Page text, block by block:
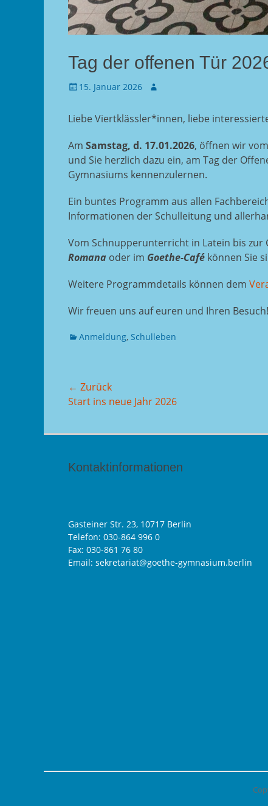
Tag der offenen Tür
Gepostet
15. Januar 2026 Autor
Liebe Viertklässler*innen, liebe
Am Samstag, d. 17.01.2026, öffnen wir vom
und Sie herzlich dazu ein, am Tag der
Gymnasiums kennenzulernen.
Ein buntes Programm aus allen
Informationen der Schulleitung und
Vom Schnupperunterricht in Latein bis zur
Romana oder im Goethe-Café können Sie
Weitere Programmdetails können dem
Wir freuen uns auf euren und Ihren Besuch!
Kategorien
Anmeldung, Schulleben
Beitragsnavigation
← Zurück
Vorhergehender
Start ins neue Jahr 2026
Kontaktinformationen
Gasteiner Str. 23, 10717 Berlin
Telefon: 030-864 996 0
Fax: 030-861 76 80
Email: sekretariat@goethe-gymnasium.berlin